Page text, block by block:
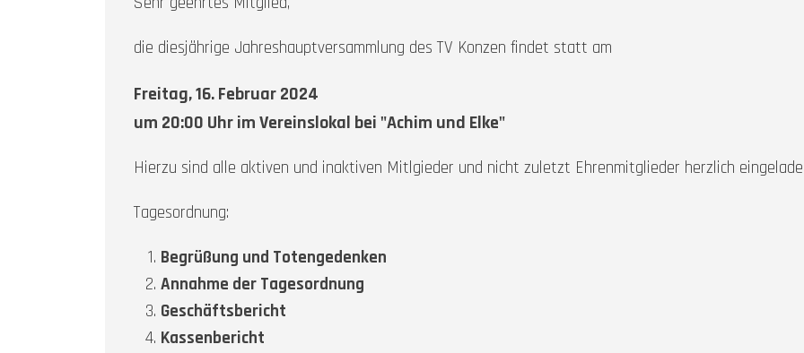
die diesjährige Jahreshauptversammlung des TV Konzen findet statt am
Freitag, 16. Februar 2024
um 20:00 Uhr im Vereinslokal bei "Achim und Elke"
Hierzu sind alle aktiven und inaktiven Mitlgieder und nicht zuletzt Ehrenmitglieder herzlich
Tagesordnung:
Begrüßung und Totengedenken
Annahme der Tagesordnung
Geschäftsbericht
Kassenbericht